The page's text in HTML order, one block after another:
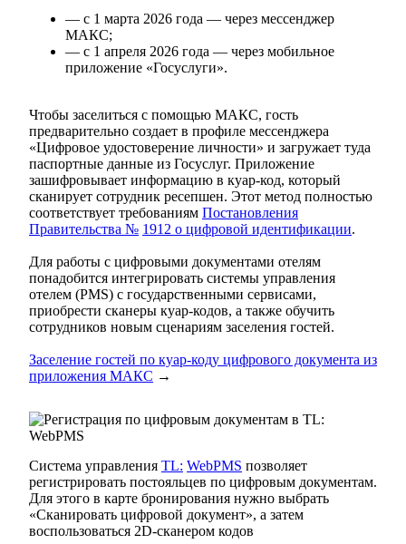
— с 1 марта 2026 года — через мессенджер
МАКС;
— с 1 апреля 2026 года — через мобильное
приложение «Госуслуги».
Чтобы заселиться с помощью МАКС, гость
предварительно создает в профиле мессенджера
«Цифровое удостоверение личности» и загружает туда
паспортные данные из Госуслуг. Приложение
зашифровывает информацию в куар-код, который
сканирует сотрудник ресепшен. Этот метод полностью
соответствует требованиям Постановления
Правительства № 1912 о цифровой идентификации.
Для работы с цифровыми документами отелям
понадобится интегрировать системы управления
отелем (PMS) с государственными сервисами,
приобрести сканеры куар-кодов, а также обучить
сотрудников новым сценариям заселения гостей.
Заселение гостей по куар-коду цифрового документа из
приложения МАКС →
Система управления TL: WebPMS позволяет
регистрировать постояльцев по цифровым документам.
Для этого в карте бронирования нужно выбрать
«Сканировать цифровой документ», а затем
воспользоваться 2D-сканером кодов